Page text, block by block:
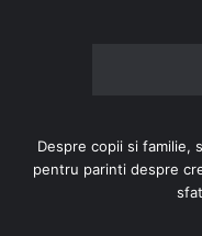
Despre copii si familie,
pentru parinti despre